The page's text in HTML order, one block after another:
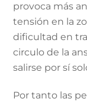
provoca más
tensión en la
dificultad en
circulo de la
salirse por sí
Por tanto las